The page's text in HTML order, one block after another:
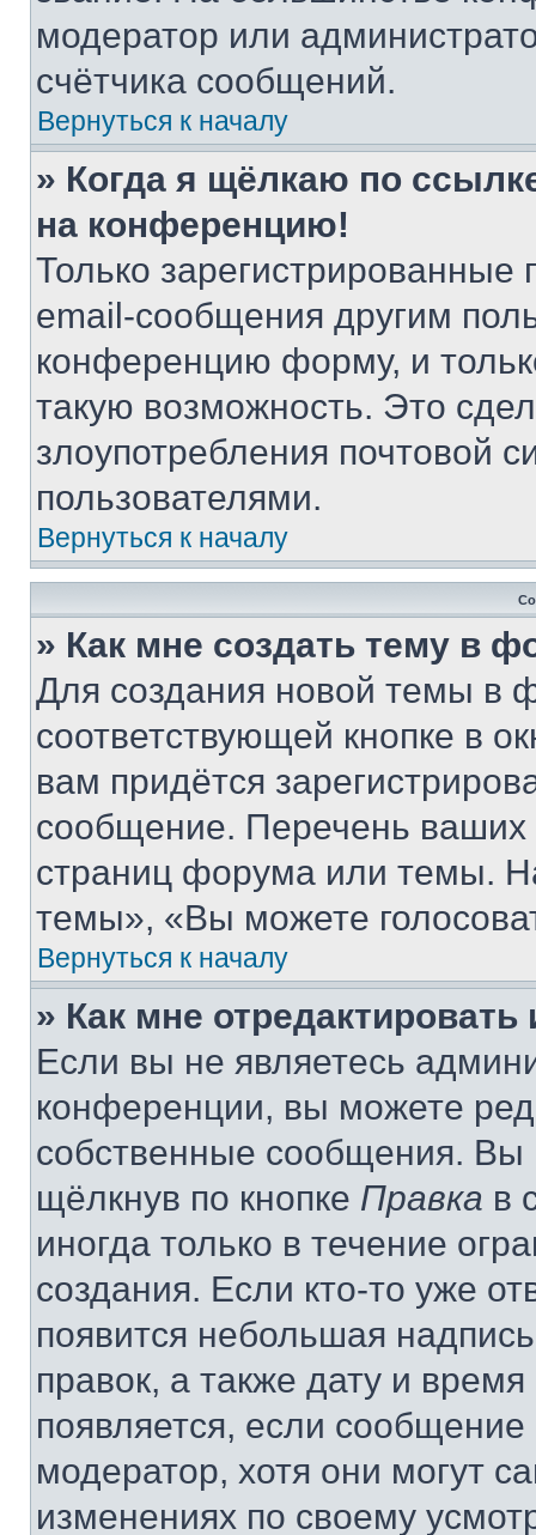
модератор или
счётчика сообщений.
Вернуться к началу
» Когда я щёлкаю по
на конференцию!
Только зарегистрированные
email-сообщения другим
конференцию форму, и
такую возможность. Это
злоупотребления почтовой
пользователями.
Вернуться к началу
» Как мне создать тему в
Для создания новой темы в
соответствующей кнопке в
вам придётся
сообщение. Перечень ваших
страниц форума или темы.
темы», «Вы можете
Вернуться к началу
» Как мне
Если вы не являетесь
конференции, вы можете
собственные сообщения. Вы
щёлкнув по кнопке Правка в
иногда только в течение
создания. Если кто-то уже
появится небольшая
правок, а также дату и
появляется, если
модератор, хотя они могут
изменениях по своему